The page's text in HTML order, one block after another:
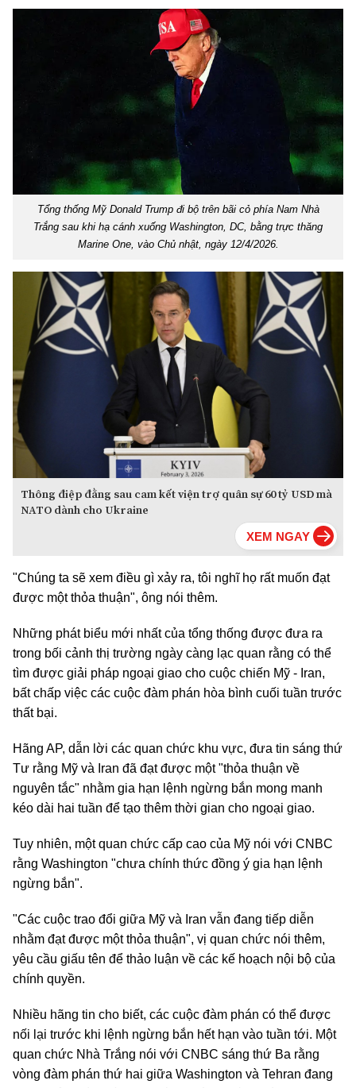
Tổng thống Mỹ Donald Trump đi bộ trên bãi cỏ phía Nam Nhà
Trắng sau khi hạ cánh xuống Washington, DC, bằng trực thăng
Marine One, vào Chủ nhật, ngày 12/4/2026.
Thông điệp đằng sau cam kết viện trợ quân sự 60 tỷ USD mà
NATO dành cho Ukraine
"Chúng ta sẽ xem điều gì xảy ra, tôi nghĩ họ rất muốn đạt
được một thỏa thuận", ông nói thêm.
Những phát biểu mới nhất của tổng thống được đưa ra
trong bối cảnh thị trường ngày càng lạc quan rằng có thể
tìm được giải pháp ngoại giao cho cuộc chiến Mỹ - Iran,
bất chấp việc các cuộc đàm phán hòa bình cuối tuần trước
thất bại.
Hãng AP, dẫn lời các quan chức khu vực, đưa tin sáng thứ
Tư rằng Mỹ và Iran đã đạt được một "thỏa thuận về
nguyên tắc" nhằm gia hạn lệnh ngừng bắn mong manh
kéo dài hai tuần để tạo thêm thời gian cho ngoại giao.
Tuy nhiên, một quan chức cấp cao của Mỹ nói với CNBC
rằng Washington "chưa chính thức đồng ý gia hạn lệnh
ngừng bắn".
"Các cuộc trao đổi giữa Mỹ và Iran vẫn đang tiếp diễn
nhằm đạt được một thỏa thuận", vị quan chức nói thêm,
yêu cầu giấu tên để thảo luận về các kế hoạch nội bộ của
chính quyền.
Nhiều hãng tin cho biết, các cuộc đàm phán có thể được
nối lại trước khi lệnh ngừng bắn hết hạn vào tuần tới. Một
quan chức Nhà Trắng nói với CNBC sáng thứ Ba rằng
vòng đàm phán thứ hai giữa Washington và Tehran đang